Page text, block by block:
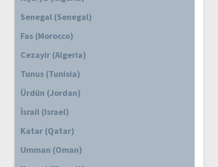
Senegal (Senegal)
Fas (Morocco)
Cezayir (Algeria)
Tunus (Tunisia)
Ürdün (Jordan)
İsrail (Israel)
Katar (Qatar)
Umman (Oman)